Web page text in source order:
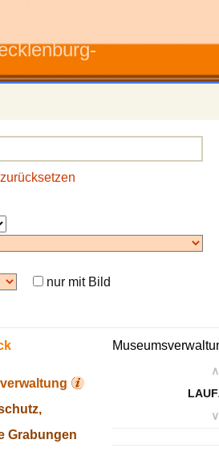
nur mit Bild
Grabungen
∧
∨